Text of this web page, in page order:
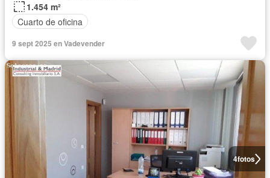
1.454 m²
Cuarto de oficina
9 sept 2025 en Vadevender
4fotos